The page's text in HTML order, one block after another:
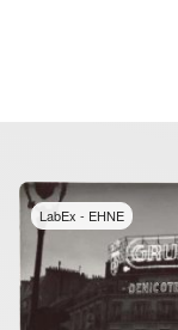
LabEx - EHNE